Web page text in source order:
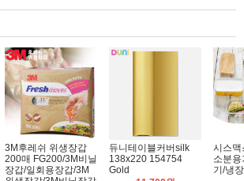
3M후레쉬 위생장갑
200매 FG200/3M비닐
장갑/일회용장갑/3M
듀니테이블커버silk
138x220 154754
Gold
시스맥
소분
기/냉